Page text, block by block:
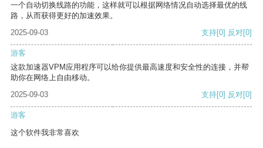
一个自动切换线路的功能，这样就可以根据网络情况自动选择最优的线
路，从而获得更好的加速效果。
2025-09-03
支持[0] 反对[0]
游客
这款加速器VPM应用程序可以给你提供最高速度和安全性的连接，并帮
助你在网络上自由移动。
2025-09-03
支持[0] 反对[0]
游客
这个软件我非常喜欢